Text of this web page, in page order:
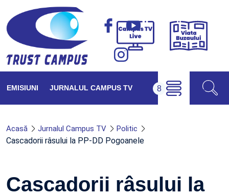
Campus
Viața
EMISIUNI JURNALUL CAMPUS TV
Acasă Jurnalul Campus TV Politic
Cascadorii râsului la PP-DD Pogoanele
Cascadorii râsului la